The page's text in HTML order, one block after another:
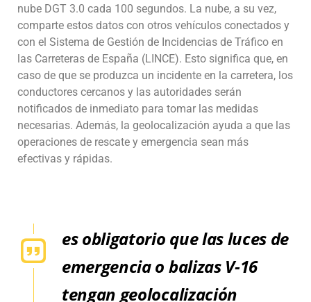
nube DGT 3.0 cada 100 segundos. La nube, a su vez,
comparte estos datos con otros vehículos conectados y
con el Sistema de Gestión de Incidencias de Tráfico en
las Carreteras de España (LINCE). Esto significa que, en
caso de que se produzca un incidente en la carretera, los
conductores cercanos y las autoridades serán
notificados de inmediato para tomar las medidas
necesarias. Además, la geolocalización ayuda a que las
operaciones de rescate y emergencia sean más
efectivas y rápidas.
es obligatorio que las luces de
emergencia o balizas V-16
tengan geolocalización